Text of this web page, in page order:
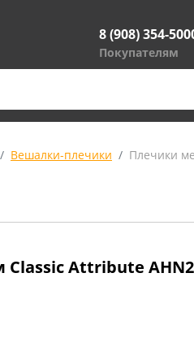
8 (908) 354-
Покупателям
Вешалки-плечики Плечики
Attribute